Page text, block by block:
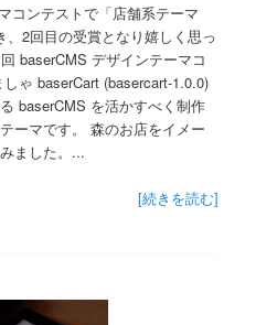
コンテストで「店舗系テーマ
2回目の受賞となり嬉しく思っ
baserCMS デザインテーマコ
ゃ baserCart (basercart-1.0.0)
baserCMS を活かすべく制作
ーマです。 森のお店をイメー
ました。...
[続きを読む]